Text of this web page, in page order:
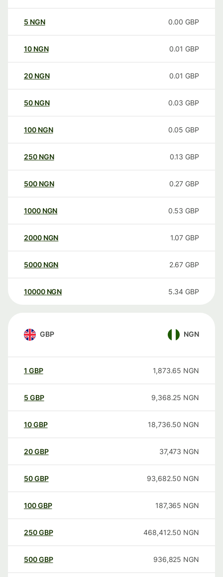
5 NGN 0.00 GBP
10 NGN 0.01 GBP
20 NGN 0.01 GBP
50 NGN 0.03 GBP
100 NGN 0.05 GBP
250 NGN 0.13 GBP
500 NGN 0.27 GBP
1000 NGN 0.53 GBP
2000 NGN 1.07 GBP
5000 NGN 2.67 GBP
10000 NGN 5.34 GBP
GBP NGN
1 GBP 1,873.65 NGN
5 GBP 9,368.25 NGN
10GBP 18,736.50 NGN
20GBP 37,473 NGN
50GBP 93,682.50 NGN
100GBP 187,365 NGN
250GBP 468,412.50 NGN
500GBP 936,825 NGN